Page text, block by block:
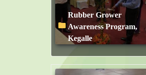
Rubber Grower
Awareness Program,
Kegalle